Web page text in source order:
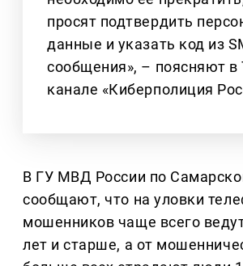
просят подтвердить
данные и указать код из
сообщения», – поясняют в
канале «Киберполиция
В ГУ МВД России по
сообщают, что на уловки
мошенников чаще всего
лет и старше, а от